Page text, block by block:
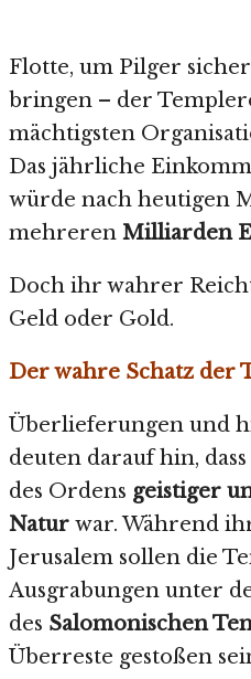
Flotte, um Pilger
bringen – der
mächtigsten
Das jährliche
würde nach heutigen
mehreren Milliarden
Doch ihr wahrer
Geld oder Gold.
Der wahre Schatz der
Überlieferungen und
deuten darauf hin,
des Ordens geistiger
Natur war. Während
Jerusalem sollen die
Ausgrabungen unter
des Salomonischen
Überreste gestoßen